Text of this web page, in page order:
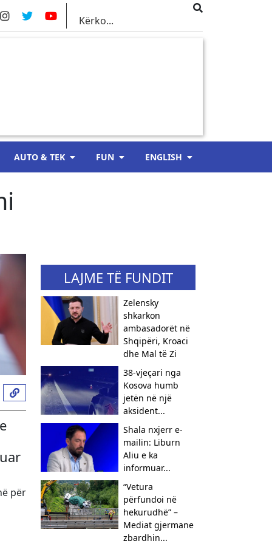
AUTO & TEK FUN ENGLISH
për
LAJME TË FUNDIT
Zelensky
shkarkon
ambasadorët në
Shqipëri, Kroaci
dhe Mal të Zi
38-vjeçari nga
Kosova humb
jetën në një
aksident...
Shala nxjerr e-
mailin: Liburn
Aliu e ka
informuar...
“Vetura
përfundoi në
hekurudhë” –
Mediat gjermane
zbardhin...